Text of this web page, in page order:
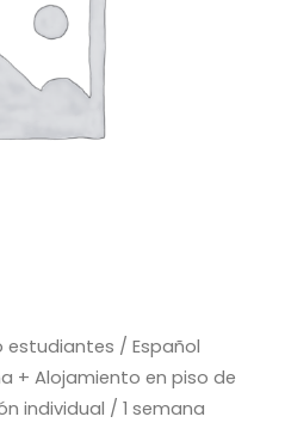
estudiantes / Español
+ Alojamiento en piso de
individual / 1 semana